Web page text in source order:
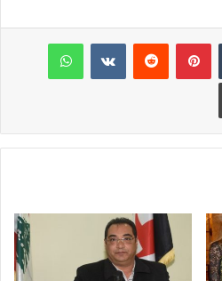
بينتيريست